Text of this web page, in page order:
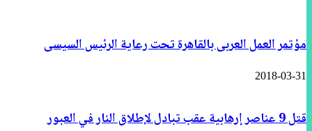
مؤتمر العمل العربى بالقاهرة تحت رعاية الرئيس السيسى
2018-03-31
قتل 9 عناصر إرهابية عقب تبادل لإطلاق النار في العبور